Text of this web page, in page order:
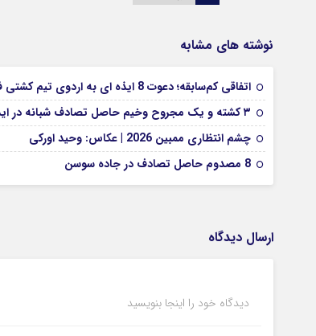
نوشته های مشابه
اتفاقی کم‌سابقه؛ دعوت 8 ایذه ای به اردوی تیم کشتی فرنگی بزرگسالان
۳ کشته و یک مجروح وخیم حاصل تصادف شبانه در ایذه
چشم انتظاری ممبین 2026 | عکاس: وحید اورکی
8 مصدوم حاصل تصادف در جاده سوسن
ارسال دیدگاه
دیدگاه خود را اینجا بنویسید